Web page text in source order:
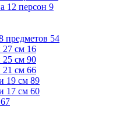
12 персон 9
предметов 54
27 см 16
25 см 90
21 см 66
19 см 89
17 см 60
67